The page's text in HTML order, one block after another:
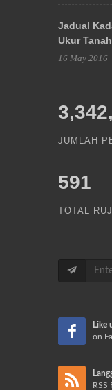
Jadual
Ukur
16 May 2016
JUMLAH
591
TOTAL
Like
on
RSS